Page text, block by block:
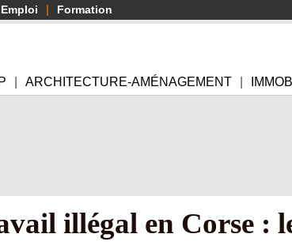
Emploi Formation
ARCHITECTURE-AMÉNAGEMENT
illégal en Corse :